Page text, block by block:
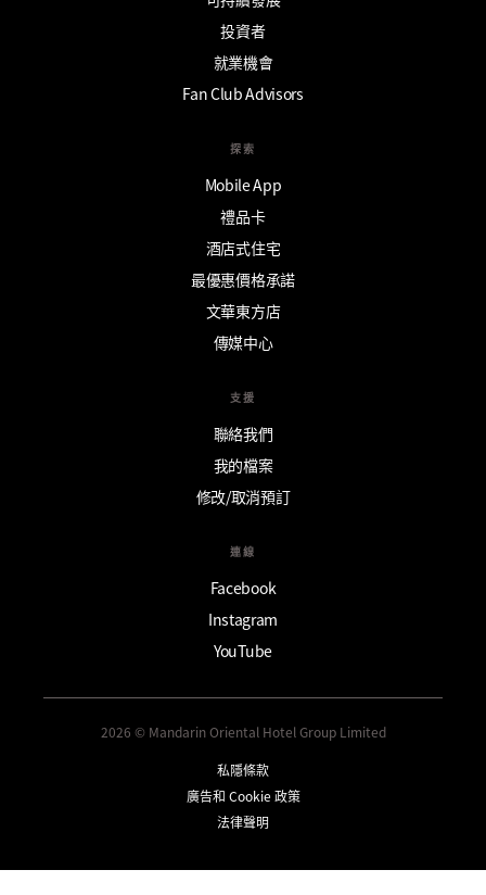
投資者
就業機會
Fan Club Advisors
探索
Mobile App
禮品卡
酒店式住宅
最優惠價格承諾
文華東方店
傳媒中心
支援
聯絡我們
我的檔案
修改/取消預訂
連線
Facebook
Instagram
YouTube
2026 © Mandarin Oriental Hotel Group Limited
私隱條款
廣告和 Cookie 政策
法律聲明